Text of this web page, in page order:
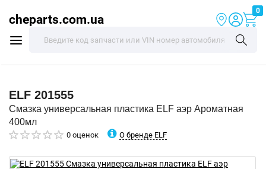
cheparts.com.ua
0
ELF 201555
Смазка универсальная пластика ELF аэр Ароматная
400мл
0 оценок О бренде ELF